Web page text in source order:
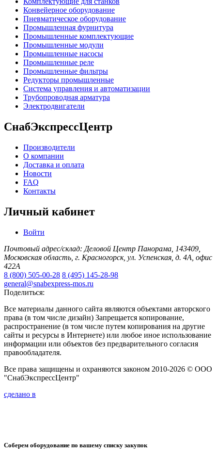
Конвейерное оборудование
Пневматическое оборудование
Промышленная фурнитура
Промышленные комплектующие
Промышленные модули
Промышленные насосы
Промышленные реле
Промышленные фильтры
Редукторы промышленные
Система управления и автоматизации
Трубопроводная арматура
Электродвигатели
СнабЭкспрессЦентр
Производители
О компании
Доставка и оплата
Новости
FAQ
Контакты
Личный кабинет
Войти
Почтовый адрес/склад: Деловой Центр Панорама, 143409,
Московская область, г. Красногорск, ул. Успенская, д. 4А, офис
422А
8 (800) 505-00-28 8 (495) 145-28-98
general@snabexpress-mos.ru
Поделиться:
Все материалы данного сайта являются объектами авторского
права (в том числе дизайн) Запрещается копирование,
распространение (в том числе путем копирования на другие
сайты и ресурсы в Интернете) или любое иное использование
информации или объектов без предварительного согласия
правообладателя.
Все права защищены и охраняются законом 2010-2026 © ООО
"СнабЭкспрессЦентр"
сделано в
Соберем оборудование по вашему списку закупок